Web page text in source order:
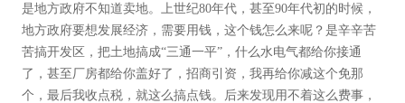
是地方政府不知道卖地。上世纪80年代，甚至90年代初的时候，
地方政府要想发展经济，需要用钱，这个钱怎么来呢？是辛辛苦
苦搞开发区，把土地搞成“三通一平”，什么水电气都给你接通
了，甚至厂房都给你盖好了，招商引资，我再给你减这个免那
个，最后我收点税，就这么搞点钱。后来发现用不着这么费事，